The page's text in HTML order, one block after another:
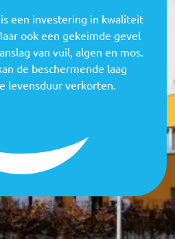
een investering in kwaliteit
ook een gekeimde gevel
van vuil, algen en mos.
de beschermende laag
levensduur verkorten.